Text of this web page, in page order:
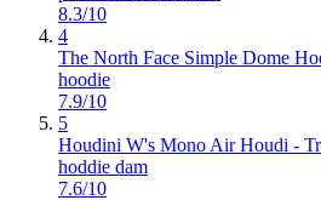
8.3/10
4
The North Face Simple Dome
hoodie
7.9/10
5
Houdini W's Mono Air Houdi -
hoddie dam
7.6/10